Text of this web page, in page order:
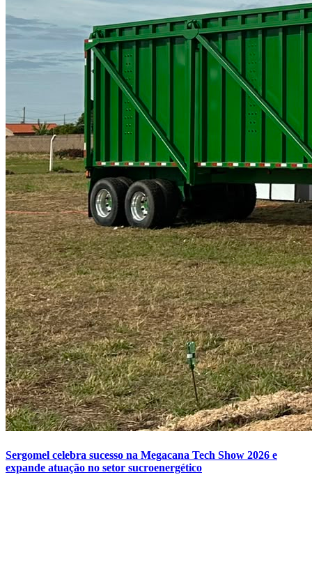
Sergomel celebra sucesso na Megacana Tech Show 2026 e
expande atuação no setor sucroenergético